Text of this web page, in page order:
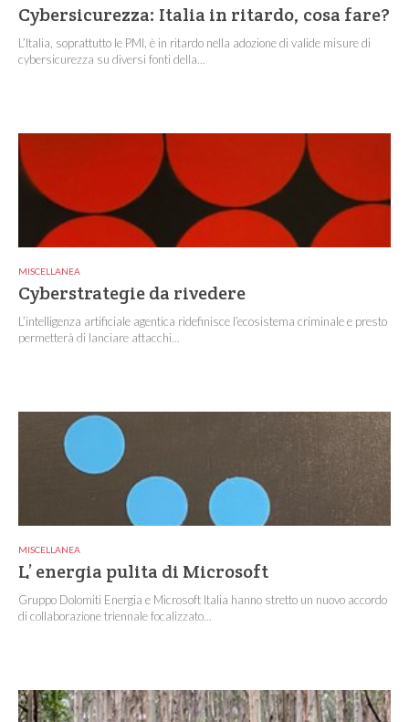
Cybersicurezza: Italia in ritardo, cosa fare?
L’Italia, soprattutto le PMI, è in ritardo nella adozione di valide misure di
cybersicurezza su diversi fonti della...
MISCELLANEA
Cyberstrategie da rivedere
L’intelligenza artificiale agentica ridefinisce l’ecosistema criminale e presto
permetterà di lanciare attacchi...
MISCELLANEA
L’ energia pulita di Microsoft
Gruppo Dolomiti Energia e Microsoft Italia hanno stretto un nuovo accordo
di collaborazione triennale focalizzato...